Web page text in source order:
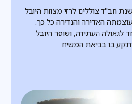
חב"ד צוללים לרזי מצוות היובל
האדירה והנדירה כל כך.
לגאולה העתידה, ושופר היובל
בו בביאת המשיח